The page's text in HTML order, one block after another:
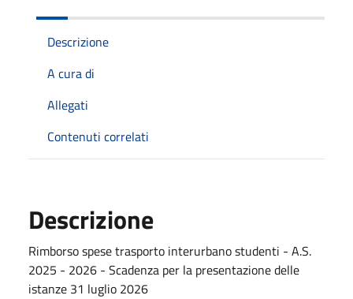
Descrizione
A cura di
Allegati
Contenuti correlati
Descrizione
Rimborso spese trasporto interurbano studenti - A.S.
2025 - 2026 - Scadenza per la presentazione delle
istanze 31 luglio 2026